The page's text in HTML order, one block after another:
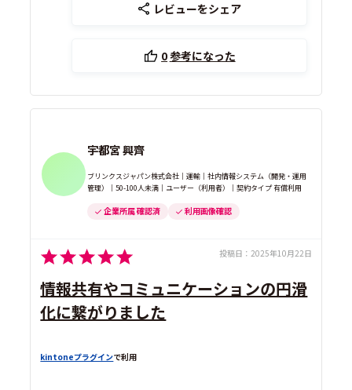
レビューをシェア
0参考になった
宇都宮 興齊
ブリンクスジャパン株式会社｜運輸｜社内情報システム（開発・運用
管理）｜50-100人未満｜ユーザー（利用者）｜契約タイプ 有償利用
企業所属 確認済 利用画像確認
投稿日： 2025年10月22日
情報共有やコミュニケーションの円滑
化に繋がりました
kintoneプラグインで利用